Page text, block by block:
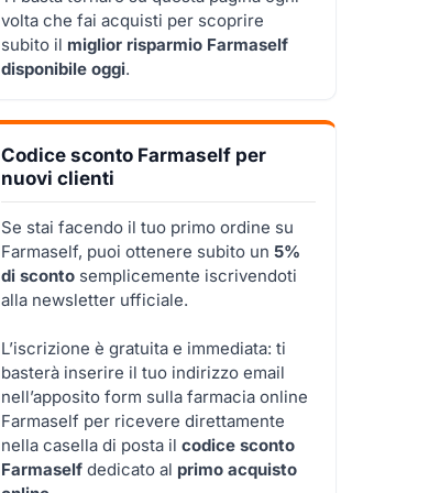
volta che fai acquisti per scoprire
subito il miglior risparmio Farmaself
disponibile oggi.
Codice sconto Farmaself per
nuovi clienti
Se stai facendo il tuo primo ordine su
Farmaself, puoi ottenere subito un 5%
di sconto semplicemente iscrivendoti
alla newsletter ufficiale.
L’iscrizione è gratuita e immediata: ti
basterà inserire il tuo indirizzo email
nell’apposito form sulla farmacia online
Farmaself per ricevere direttamente
nella casella di posta il codice sconto
Farmaself dedicato al primo acquisto